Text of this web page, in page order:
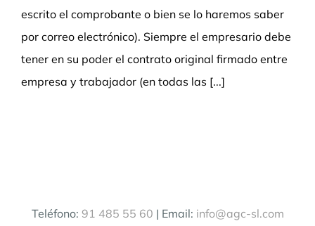
escrito el comprobante o bien se lo haremos saber
por correo electrónico). Siempre el empresario debe
tener en su poder el contrato original firmado entre
empresa y trabajador (en todas las [...]
Teléfono: 91 485 55 60 | Email: info@agc-sl.com